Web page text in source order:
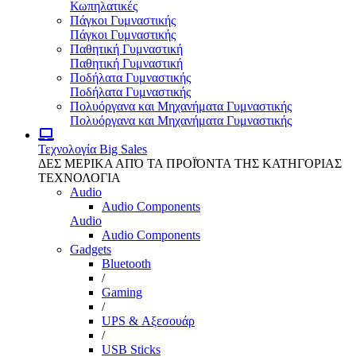
Κωπηλατικές
Πάγκοι Γυμναστικής
Πάγκοι Γυμναστικής
Παθητική Γυμναστική
Παθητική Γυμναστική
Ποδήλατα Γυμναστικής
Ποδήλατα Γυμναστικής
Πολυόργανα και Μηχανήματα Γυμναστικής
Πολυόργανα και Μηχανήματα Γυμναστικής
Τεχνολογία Big Sales
ΔΕΣ ΜΕΡΙΚΑ ΑΠΌ ΤΑ ΠΡΟΪΌΝΤΑ ΤΗΣ ΚΑΤΗΓΟΡΙΑΣ
ΤΕΧΝΟΛΟΓΙΑ
Audio
Audio Components
Audio
Audio Components
Gadgets
Bluetooth
/
Gaming
/
UPS & Αξεσουάρ
/
USB Sticks